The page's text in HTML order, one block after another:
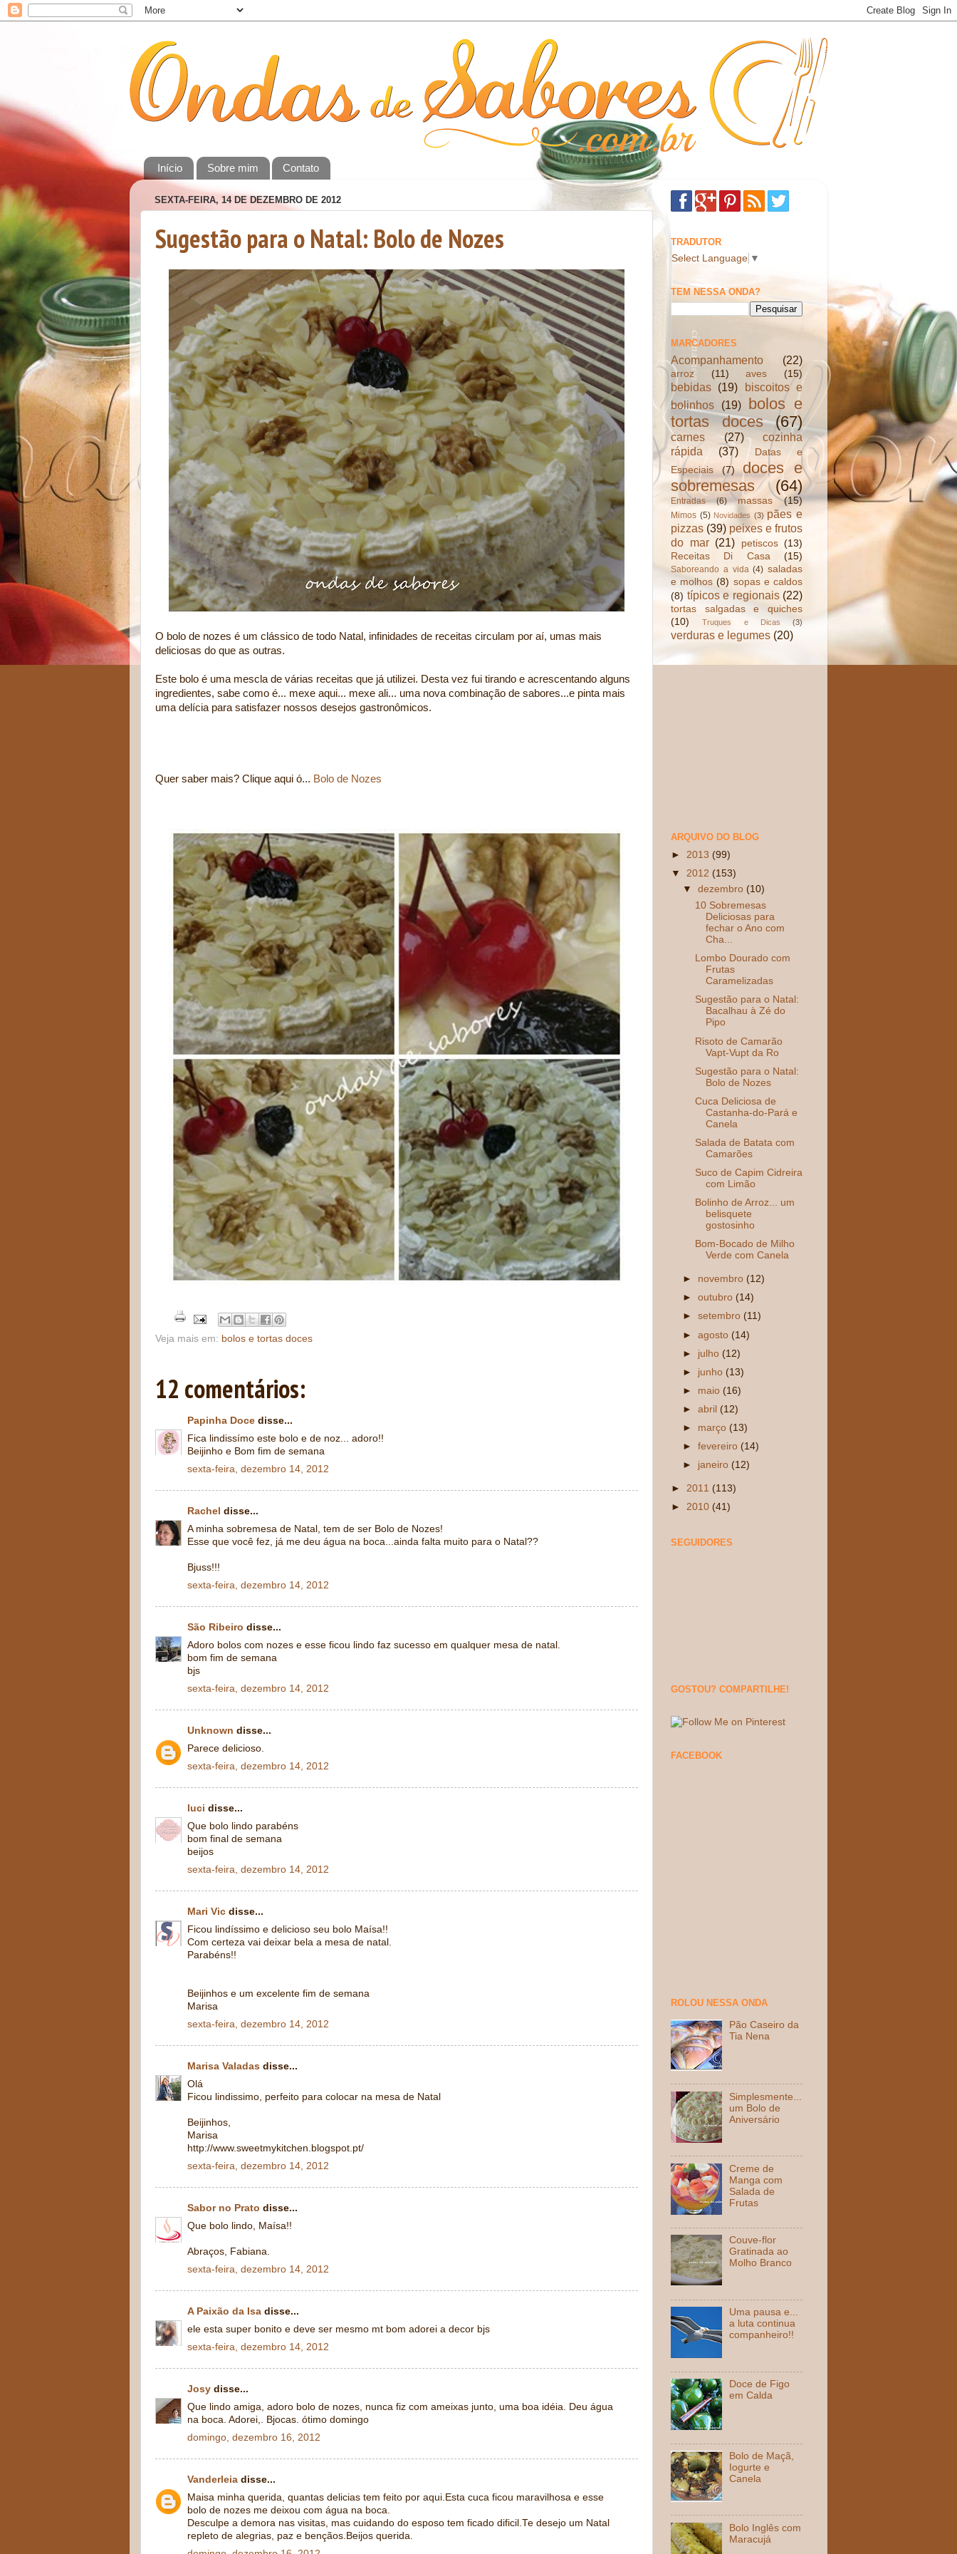
Início Sobre mim Contato
SEXTA-FEIRA, 14 DE DEZEMBRO DE 2012
Sugestão para o Natal: Bolo de Nozes
O bolo de nozes é um clássico de todo Natal, infinidades de receitas circulam por aí, umas mais
deliciosas do que as outras.
Este bolo é uma mescla de várias receitas que já utilizei. Desta vez fui tirando e acrescentando alguns
ingredientes, sabe como é... mexe aqui... mexe ali... uma nova combinação de sabores...e pinta mais
uma delícia para satisfazer nossos desejos gastronômicos.
Quer saber mais? Clique aqui ó... Bolo de Nozes
Veja mais em: bolos e tortas doces
12 comentários:
Papinha Doce disse...
Fica lindissímo este bolo e de noz... adoro!!
Beijinho e Bom fim de semana
sexta-feira, dezembro 14, 2012
Rachel disse...
A minha sobremesa de Natal, tem de ser Bolo de Nozes!
Esse que você fez, já me deu água na boca...ainda falta muito para o Natal??
Bjuss!!!
sexta-feira, dezembro 14, 2012
São Ribeiro disse...
Adoro bolos com nozes e esse ficou lindo faz sucesso em qualquer mesa de natal.
bom fim de semana
bjs
sexta-feira, dezembro 14, 2012
Unknown disse...
Parece delicioso.
sexta-feira, dezembro 14, 2012
luci disse...
Que bolo lindo parabéns
bom final de semana
beijos
sexta-feira, dezembro 14, 2012
Mari Vic disse...
Ficou lindíssimo e delicioso seu bolo Maísa!!
Com certeza vai deixar bela a mesa de natal.
Parabéns!!
Beijinhos e um excelente fim de semana
Marisa
sexta-feira, dezembro 14, 2012
Marisa Valadas disse...
Olá
Ficou lindissimo, perfeito para colocar na mesa de Natal
Beijinhos,
Marisa
http://www.sweetmykitchen.blogspot.pt/
sexta-feira, dezembro 14, 2012
Sabor no Prato disse...
Que bolo lindo, Maísa!!
Abraços, Fabiana.
sexta-feira, dezembro 14, 2012
A Paixão da Isa disse...
ele esta super bonito e deve ser mesmo mt bom adorei a decor bjs
sexta-feira, dezembro 14, 2012
Josy disse...
Que lindo amiga, adoro bolo de nozes, nunca fiz com ameixas junto, uma boa idéia. Deu água
na boca. Adorei,. Bjocas. ótimo domingo
domingo, dezembro 16, 2012
Vanderleia disse...
Maisa minha querida, quantas delicias tem feito por aqui.Esta cuca ficou maravilhosa e esse
bolo de nozes me deixou com água na boca.
Desculpe a demora nas visitas, mas cuidando do esposo tem ficado dificil.Te desejo um Natal
repleto de alegrias, paz e bençãos.Beijos querida.
TRADUTOR
Select Language ▼
TEM NESSA ONDA?
MARCADORES
Acompanhamento (22)
arroz (11) aves (15)
bebidas (19)
biscoitos e
bolinhos
(19)
bolos e
tortas doces
(67)
carnes (27)
cozinha
rápida
(37)
Datas e
Especiais
(7)
doces e
sobremesas
(64)
Entradas (6) massas (15)
Mimos (5) Novidades (3) pães e
pizzas (39) peixes e frutos
do mar (21) petiscos (13)
Receitas Di Casa
(15)
Saboreando a vida (4) saladas
e molhos (8) sopas e caldos
(8) típicos e regionais (22)
tortas salgadas e quiches
(10)
Truques e Dicas (3)
verduras e legumes (20)
ARQUIVO DO BLOG
► 2013 (99)
▼ 2012 (153)
▼dezembro (10)
10 Sobremesas
Deliciosas para
fechar o Ano com
Cha...
Lombo Dourado com
Frutas
Caramelizadas
Sugestão para o Natal:
Bacalhau à Zé do
Pipo
Risoto de Camarão
Vapt-Vupt da Ro
Sugestão para o Natal:
Bolo de Nozes
Cuca Deliciosa de
Castanha-do-Pará e
Canela
Salada de Batata com
Camarões
Suco de Capim Cidreira
com Limão
Bolinho de Arroz... um
belisquete
gostosinho
Bom-Bocado de Milho
Verde com Canela
► novembro (12)
►outubro (14)
►setembro (11)
►agosto (14)
► julho (12)
► junho (13)
► maio (16)
►abril (12)
► março (13)
►fevereiro (14)
► janeiro (12)
► 2011 (113)
► 2010 (41)
SEGUIDORES
GOSTOU? COMPARTILHE!
FACEBOOK
ROLOU NESSA ONDA
Pão Caseiro da
Tia Nena
Simplesmente...
um Bolo de
Aniversário
Creme de
Manga com
Salada de
Frutas
Couve-flor
Gratinada ao
Molho Branco
Uma pausa e...
a luta continua
companheiro!!
Doce de Figo
em Calda
Bolo de Maçã,
Iogurte e
Canela
Bolo Inglês com
Maracujá